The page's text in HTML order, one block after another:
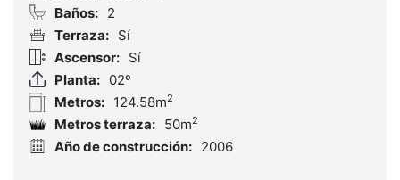
Baños: 2
Terraza: Sí
Ascensor: Sí
Planta: 02º
Metros: 124.58m2
Metros terraza: 50m2
Año de construcción: 2006